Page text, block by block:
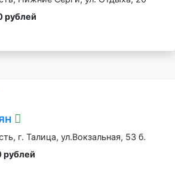
рублей
г. Талица, ул.Вокзальная, 53 б.
рублей